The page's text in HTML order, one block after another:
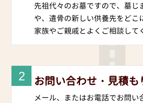
先祖代々のお墓ですので、墓じ
や、遺骨の新しい供養先をどこ
家族やご親戚とよくご相談して
2 お問い合わせ・見積も
メール、またはお電話でお問い